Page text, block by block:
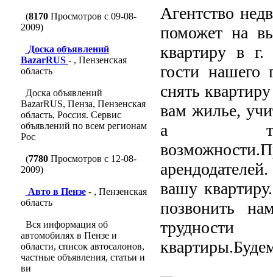
(8170Просмотров с 09-08-
2009)
Доска объявлений
BazarRUS - , Пензенская
область
Доска объявлений
BazarRUS, Пенза, Пензенская
область, Россия. Сервис
объявлений по всем регионам
Рос
(7780Просмотров с 12-08-
2009)
Авто в Пензе- , Пензенская
область
Вся информация об
автомобилях в Пензе и
области, список автосалонов,
частные объявления, статьи и
ви
Агентство
поможет на
квартиру в
гости нашего
снять
вам жилье,
а
вашу
позвонить